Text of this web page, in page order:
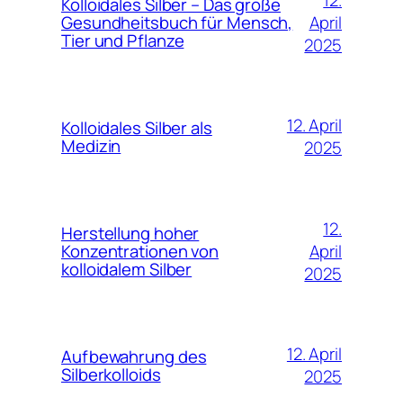
Kolloidales Silber – Das große
Gesundheitsbuch für Mensch,
Tier und Pflanze
April
2025
Kolloidales Silber als
Medizin
12. April
2025
Herstellung hoher
Konzentrationen von
kolloidalem Silber
12.
April
2025
Aufbewahrung des
Silberkolloids
12. April
2025